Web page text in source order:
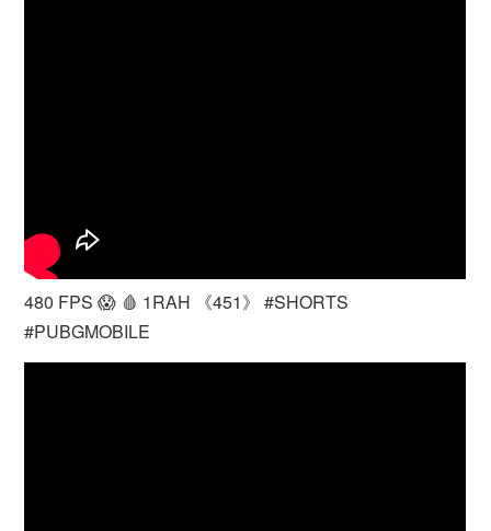
480 FPS 😱 🩸 1RAH 《451》 #SHORTS
#PUBGMOBILE